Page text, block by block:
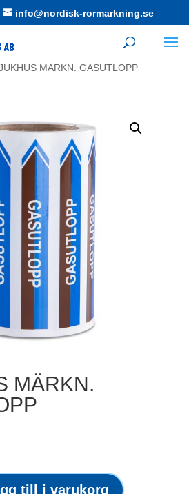
info@nordisk-rormarkning.se
MÄRKN. GASUTLOPP
MÄRKN.
till i varukorg